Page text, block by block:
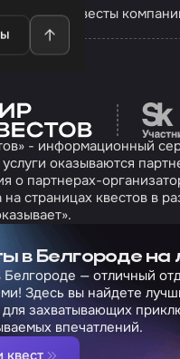
Квесты
- информационный
оказываются
о партнерах-
страницах квестов в
в Белгороде на
Белгороде — отличный
Здесь вы найдете
захватывающих
впечатлений.